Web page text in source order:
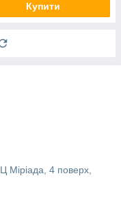
Купити
Міріада, 4 поверх,